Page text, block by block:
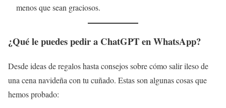
menos que sean graciosos.
¿Qué le puedes pedir a ChatGPT en WhatsApp?
Desde ideas de regalos hasta consejos sobre cómo salir ileso de
una cena navideña con tu cuñado. Estas son algunas cosas que
hemos probado: